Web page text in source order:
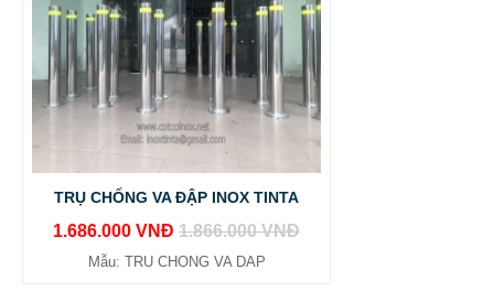
TRỤ CHỐNG VA ĐẬP INOX TINTA
1.686.000 VNĐ 1.866.000 VNĐ
Mẫu: TRU CHONG VA DAP